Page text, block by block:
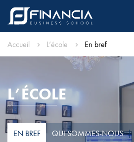
Accueil L’école En bref
L’ÉCOLE
EN BREF QUI SOMMES-NOUS